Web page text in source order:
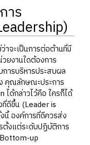
าร
าจะเป็นการต่อต้านที่มี
ยงานใดต้องการ
ารบริหารประสบผล
คุณลักษณะประการ
ด้กล่าวไว้คือ ใครก็ได้
ที่ดีขึ้น (Leader is
องค์การที่ดีควรส่ง
ตั้งแต่ระดับปฏิบัติการ
up